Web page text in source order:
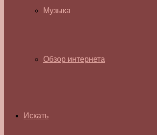
Музыка
Обзор интернета
Искать